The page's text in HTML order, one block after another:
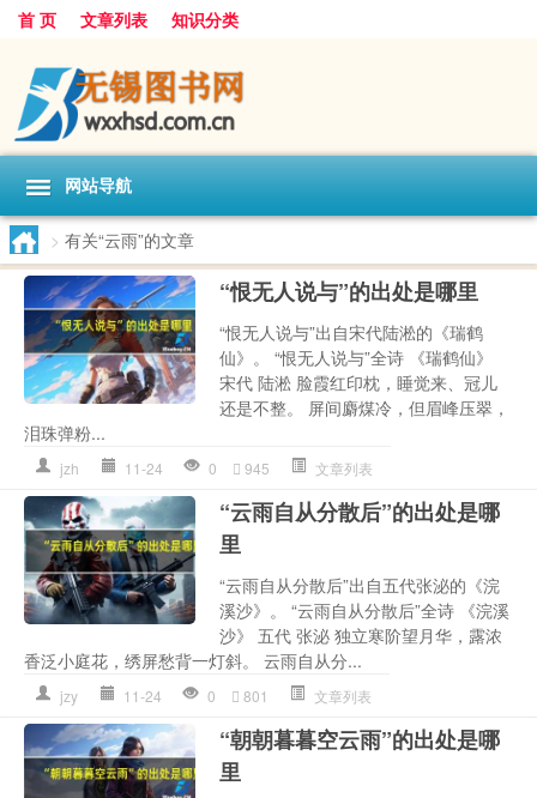
首 页 文章列表 知识分类
网站导航
> 有关“云雨”的文章
“恨无人说与”的出处是哪里
“恨无人说与”出自宋代陆淞的《瑞鹤
仙》。 “恨无人说与”全诗 《瑞鹤仙》
宋代 陆淞 脸霞红印枕，睡觉来、冠儿
还是不整。 屏间麝煤冷，但眉峰压翠，
泪珠弹粉...
jzh 11-24 0 945 文章列表
“云雨自从分散后”的出处是哪
里
“云雨自从分散后”出自五代张泌的《浣
溪沙》。 “云雨自从分散后”全诗 《浣溪
沙》 五代 张泌 独立寒阶望月华，露浓
香泛小庭花，绣屏愁背一灯斜。 云雨自从分...
jzy 11-24 0 801 文章列表
“朝朝暮暮空云雨”的出处是哪
里